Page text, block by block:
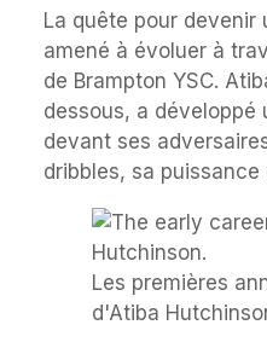
La quête pour devenir
amené à évoluer à
de Brampton YSC.
dessous, a développé
devant ses
dribbles, sa
Les premières
d'Atiba